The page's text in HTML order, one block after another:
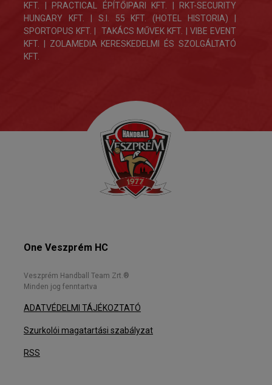
KFT. | PRACTICAL ÉPÍTŐIPARI KFT. | RKT-SECURITY
HUNGARY KFT. | S.I. 55 KFT. (HOTEL HISTORIA) |
SPORTOPUS KFT. | TAKÁCS MŰVEK KFT. | VIBE EVENT
KFT. | ZOLAMEDIA KERESKEDELMI ÉS SZOLGÁLTATÓ
KFT.
One Veszprém HC
Veszprém Handball Team Zrt.®
Minden jog fenntartva
ADATVÉDELMI TÁJÉKOZTATÓ
Szurkolói magatartási szabályzat
RSS